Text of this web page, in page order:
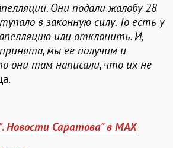
Они подали жалобу 28
в законную силу. То есть у
или отклонить. И,
мы ее получим и
они там написали, что их не
Новости Саратова" в MAX